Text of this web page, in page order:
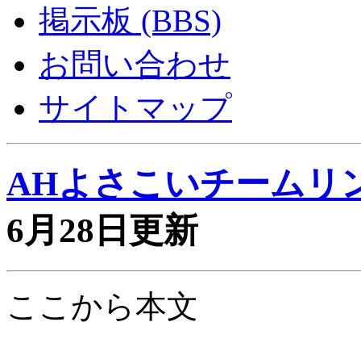
掲示板 (BBS)
お問い合わせ
サイトマップ
AHよさこいチームリ
6月28日更新
ここから本文